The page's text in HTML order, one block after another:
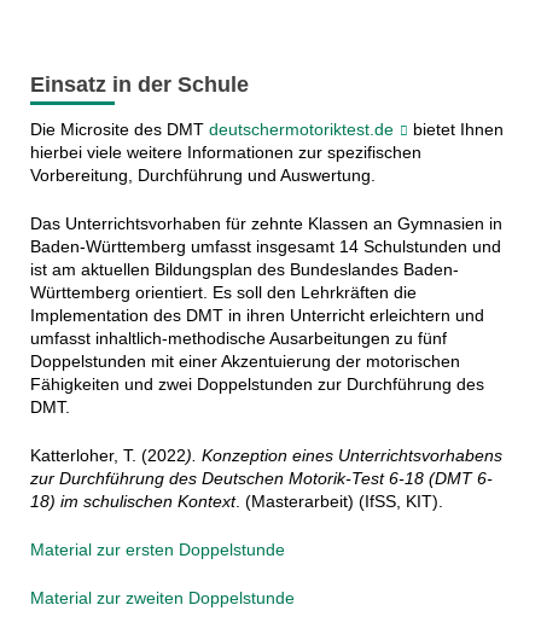
Einsatz in der Schule
Die Microsite des DMT deutschermotoriktest.de
bietet Ihnen
hierbei viele weitere Informationen zur spezifischen
Vorbereitung, Durchführung und Auswertung.
Das Unterrichtsvorhaben für zehnte Klassen an Gymnasien in
Baden-Württemberg umfasst insgesamt 14 Schulstunden und
ist am aktuellen Bildungsplan des Bundeslandes Baden-
Württemberg orientiert. Es soll den Lehrkräften die
Implementation des DMT in ihren Unterricht erleichtern und
umfasst inhaltlich-methodische Ausarbeitungen zu fünf
Doppelstunden mit einer Akzentuierung der motorischen
Fähigkeiten und zwei Doppelstunden zur Durchführung des
DMT.
Katterloher, T. (2022). Konzeption eines Unterrichtsvorhabens
zur Durchführung des Deutschen Motorik-Test 6-18 (DMT 6-
18) im schulischen Kontext. (Masterarbeit) (IfSS, KIT).
Material zur ersten Doppelstunde
Material zur zweiten Doppelstunde